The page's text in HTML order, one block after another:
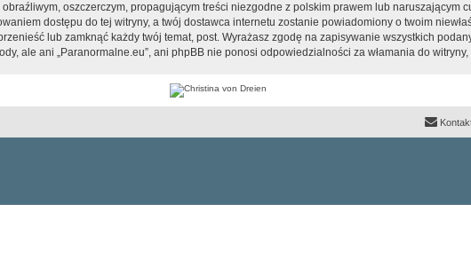
oszczerczym, propagującym treści niezgodne z polskim prawem lub naruszającym
dostępu do tej witryny, a twój dostawca internetu zostanie powiadomiony o twoim
lub zamknąć każdy twój temat, post. Wyrażasz zgodę na zapisywanie wszystkich
ale ani „Paranormalne.eu”, ani phpBB nie ponosi odpowiedzialności za włamania do